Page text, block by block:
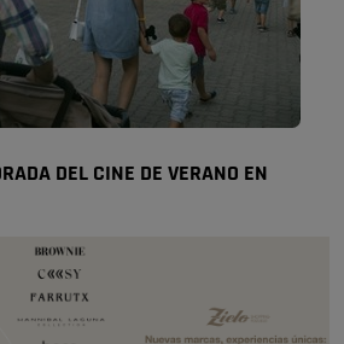
DEL CINE DE VERANO EN